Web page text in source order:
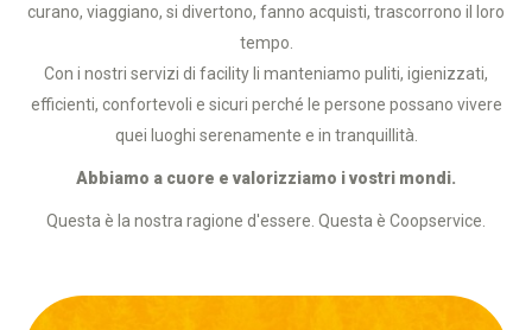
curano, viaggiano, si divertono, fanno acquisti, trascorrono il loro
tempo.
Con i nostri servizi di facility li manteniamo puliti, igienizzati,
efficienti, confortevoli e sicuri perché le persone possano vivere
quei luoghi serenamente e in tranquillità.
Abbiamo a cuore e valorizziamo i vostri mondi.
Questa è la nostra ragione d'essere. Questa è Coopservice.